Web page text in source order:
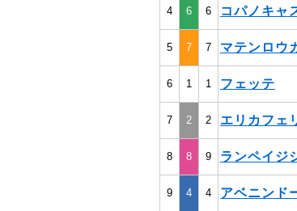
4 6 6 コパノキャ
5 7 7 マテンロウ
6 1 1 フェッテ
7 2 2 エリカフェ
8 8 9 ランペイジ
9 4 4 アベニンド